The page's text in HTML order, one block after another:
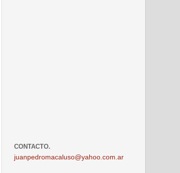
CONTACTO.
juanpedromacaluso@yahoo.com.ar